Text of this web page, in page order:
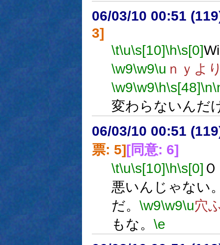
06/03/10 00:51
3]
\t\u\s[10]\h\s[0]
\w9\w9\u ｎｙよ
\w9\w9\h\s[48]\n
変わらないんだ
06/03/10 00:51
票: 5][同意: 6]
\t\u\s[10]\h\s[0]
悪いんじゃない
だ。 \w9\w9\u穴
もな。 \e